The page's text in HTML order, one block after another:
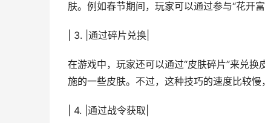
肤。例如春节期间，玩家可以通过参与“花开
| 3. |通过碎片兑换|
在游戏中，玩家还可以通过“皮肤碎片”来兑
施的一些皮肤。不过，这种技巧的速度比较慢
| 4. |通过战令获取|